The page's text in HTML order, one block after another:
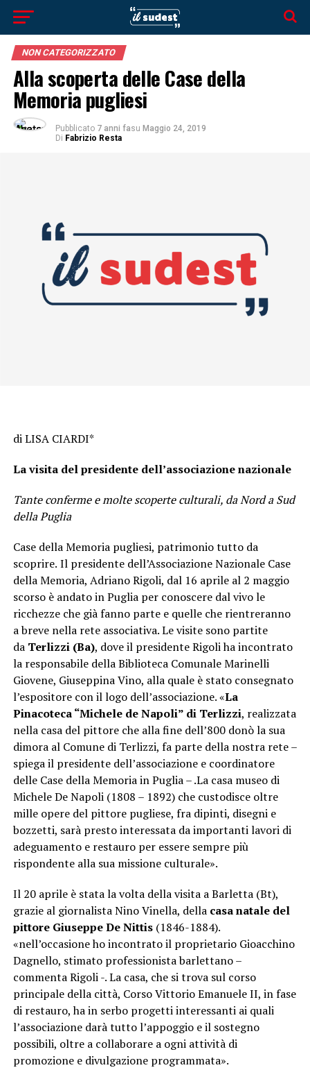
NON CATEGORIZZATO
Alla scoperta delle Case della
Memoria pugliesi
Pubblicato 7 anni fasu Maggio 24, 2019
Di Fabrizio Resta
di LISA CIARDI*
La visita del presidente dell’associazione nazionale
Tante conferme e molte scoperte culturali, da Nord a Sud
della Puglia
Case della Memoria pugliesi, patrimonio tutto da
scoprire. Il presidente dell’Associazione Nazionale Case
della Memoria, Adriano Rigoli, dal 16 aprile al 2 maggio
scorso è andato in Puglia per conoscere dal vivo le
ricchezze che già fanno parte e quelle che rientreranno
a breve nella rete associativa. Le visite sono partite
da Terlizzi (Ba), dove il presidente Rigoli ha incontrato
la responsabile della Biblioteca Comunale Marinelli
Giovene, Giuseppina Vino, alla quale è stato consegnato
l’espositore con il logo dell’associazione. «La
Pinacoteca “Michele de Napoli” di Terlizzi, realizzata
nella casa del pittore che alla fine dell’800 donò la sua
dimora al Comune di Terlizzi, fa parte della nostra rete –
spiega il presidente dell’associazione e coordinatore
delle Case della Memoria in Puglia – .La casa museo di
Michele De Napoli (1808 – 1892) che custodisce oltre
mille opere del pittore pugliese, fra dipinti, disegni e
bozzetti, sarà presto interessata da importanti lavori di
adeguamento e restauro per essere sempre più
rispondente alla sua missione culturale».
Il 20 aprile è stata la volta della visita a Barletta (Bt),
grazie al giornalista Nino Vinella, della casa natale del
pittore Giuseppe De Nittis(1846-1884).
«nell’occasione ho incontrato il proprietario Gioacchino
Dagnello, stimato professionista barlettano –
commenta Rigoli -. La casa, che si trova sul corso
principale della città, Corso Vittorio Emanuele II, in fase
di restauro, ha in serbo progetti interessanti ai quali
l’associazione darà tutto l’appoggio e il sostegno
possibili, oltre a collaborare a ogni attività di
promozione e divulgazione programmata».